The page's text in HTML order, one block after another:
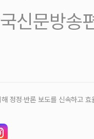
신문방송
정정‧반론 보도를 신속하고